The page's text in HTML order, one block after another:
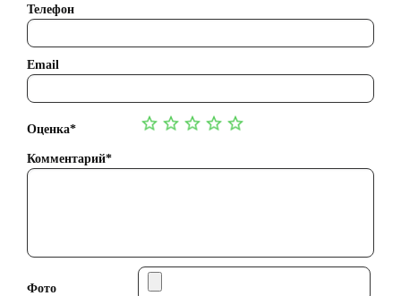
Телефон
Email
Оценка*
Комментарий*
Фото